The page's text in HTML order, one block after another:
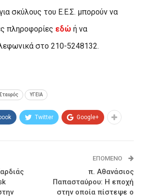
σκύλους του Ε.Ε.Σ. μπορούν να
πληροφορίες εδώ ή να
στο 210-5248132.
ΥΓΕΙΑ
Twitter Google+
ΕΠΌΜΕΝΟ
π. Αθανάσιος
Παπασταύρου: Η εποχή
στην οποία πίστεψε ο